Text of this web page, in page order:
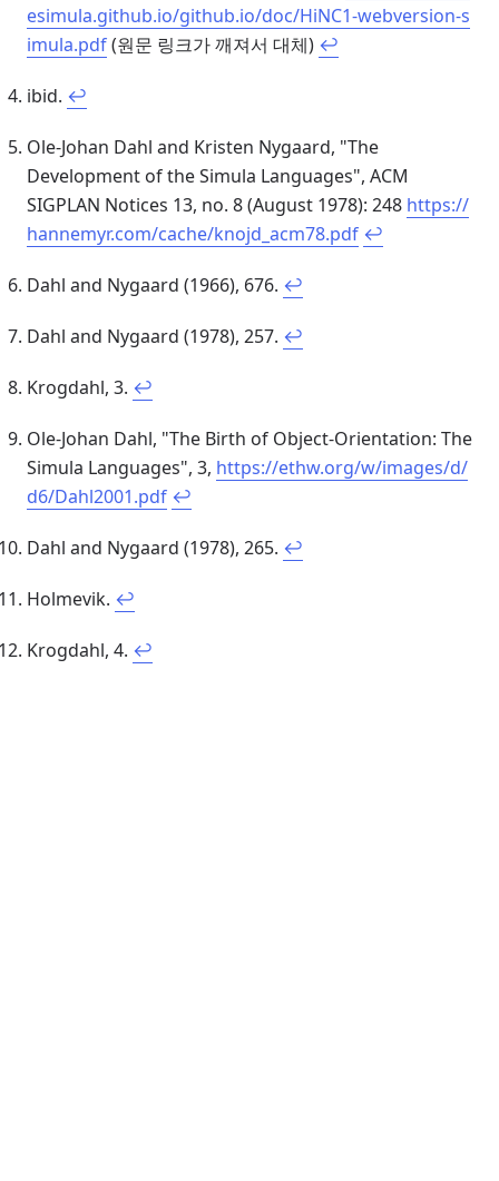
esimula.github.io/github.io/doc/HiNC1-webversion-s
imula.pdf(원문 링크가 깨져서 대체) ↩
ibid. ↩
Ole-Johan Dahl and Kristen Nygaard, "The
Development of the Simula Languages", ACM
SIGPLAN Notices 13, no. 8 (August 1978): 248 https://
hannemyr.com/cache/knojd_acm78.pdf ↩
Dahl and Nygaard (1966), 676. ↩
Dahl and Nygaard (1978), 257. ↩
Krogdahl, 3. ↩
Ole-Johan Dahl, "The Birth of Object-Orientation: The
Simula Languages", 3, https://ethw.org/w/images/d/
d6/Dahl2001.pdf ↩
Dahl and Nygaard (1978), 265. ↩
Holmevik. ↩
Krogdahl, 4. ↩